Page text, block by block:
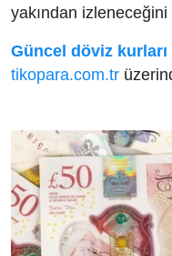
yakından
Güncel döviz kurları
tikopara.com.tr